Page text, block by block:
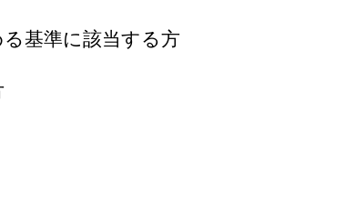
基準に該当する方